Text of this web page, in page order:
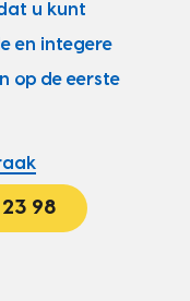
u kunt
en integere
op de eerste
98